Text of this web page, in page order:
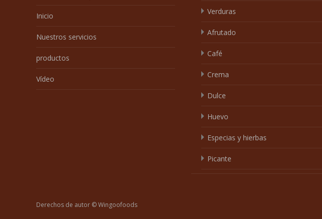
Inicio
Nuestros servicios
productos
Vídeo
Verduras
Afrutado
Café
Crema
Dulce
Huevo
Especias y hierbas
Picante
Derechos de autor © Wingoofoods